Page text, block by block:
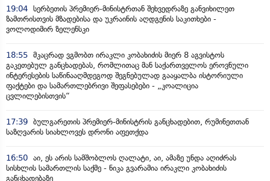
19:04 სერბეთის პრემიერ-მინისტრთან შეხვედრაზე განვიხილეთ
ზამთრისთვის მზადებისა და უკრაინის აღდგენის საკითხები -
ვოლოდიმირ ზელენსკი
18:55 მკაცრად ვგმობთ ირაკლი კობახიძის მიერ 8 აგვისტოს
გაკეთებულ განცხადებას, რომლითაც მან საქართველოს ეროვნული
ინტერესების საწინააღმდეგოდ შეგნებულად გააყალბა ისტორიული
ფაქტები და სამართლებრივი შეფასებები - „კოალიცია
ცვლილებისთვის“
17:39 ბულგარეთის პრემიერ-მინისტრის განცხადებით, რუმინეთთან
საზღვარის სიახლოვეს დრონი აფეთქდა
16:50 აი, ეს არის სამშობლოს ღალატი, აი, ამაზე უნდა აღიძრას
სისხლის სამართლის საქმე - ნიკა გვარამია ირაკლი კობახიძის
განცხადებაზე